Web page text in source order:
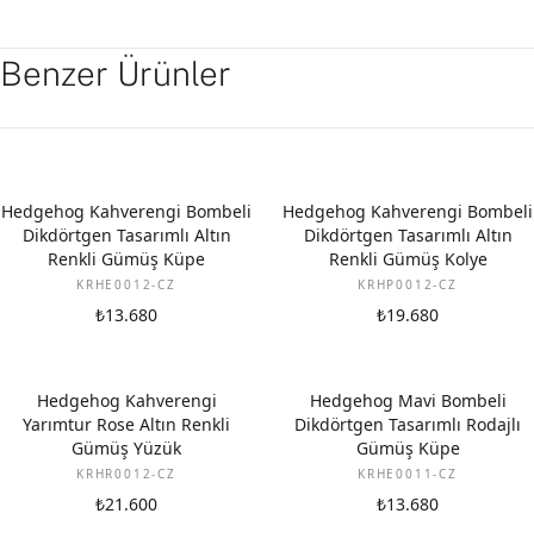
Benzer Ürünler
Hedgehog Kahverengi Bombeli
Dikdörtgen Tasarımlı Altın
Renkli Gümüş Küpe
KRHE0012-CZ
₺13.680
Hedgehog Kahverengi Bombeli
Dikdörtgen Tasarımlı Altın
Renkli Gümüş Kolye
KRHP0012-CZ
₺19.680
Hedgehog Kahverengi
Yarımtur Rose Altın Renkli
Gümüş Yüzük
KRHR0012-CZ
₺21.600
Hedgehog Mavi Bombeli
Dikdörtgen Tasarımlı Rodajlı
Gümüş Küpe
KRHE0011-CZ
₺13.680